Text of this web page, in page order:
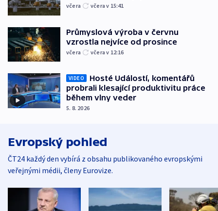
včera včera v 15:41
Průmyslová výroba v červnu
vzrostla nejvíce od prosince
včera včera v 12:16
VIDEO
Hosté Událostí, komentářů
probrali klesající produktivitu práce
během vlny veder
5. 8. 2026
Evropský pohled
ČT24 každý den vybírá z obsahu publikovaného evropskými
veřejnými médii, členy Eurovize.